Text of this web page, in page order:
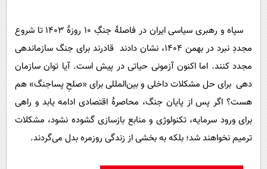
سپاه و رهبری سیاسی ایران در فاصلۀ جنگِ ۱۰ روزۀ ۱۴۰۳ تا شروع
مجددِ نبرد در بهمن ۱۴۰۴، نشان دادند قادرند برای جنگ سازماندهی
مجدد کنند. اما اکنون آزمونی حیاتی در پیش است. آیا توان سازمان
دهی برای حل مشکلات داخلی و بین‌المللی برای «صلحِ پساجنگ» هم
هست؟ اگر پس از پایان جنگ، محاصرۀ اقتصادی ادامه یابد و راهی
برای ورود سرمایه، تکنولوژی و منابع بازسازی گشوده نشود، مشکلات
ترمیم نخواهند شد؛ بلکه به بخشی از زندگی روزمره بدل می‌گردند.